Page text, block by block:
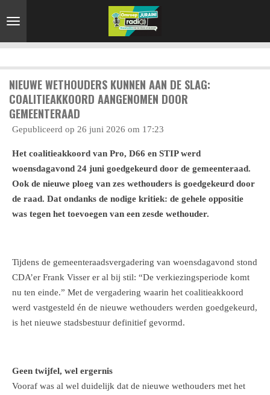
direct
naar
NIEUWE WETHOUDERS KUNNEN AAN DE SLAG:
COALITIEAKKOORD AANGENOMEN DOOR
GEMEENTERAAD
Gepubliceerd op 26 juni 2026 om 17:23
Het coalitieakkoord van Pro, D66 en STIP werd
woensdagavond 24 juni goedgekeurd door de gemeenteraad.
Ook de nieuwe ploeg van zes wethouders is goedgekeurd door
de raad. Dat ondanks de nodige kritiek: de gehele oppositie
was tegen het toevoegen van een zesde wethouder.
Tijdens de gemeenteraadsvergadering van woensdagavond stond
CDA’er Frank Visser er al bij stil: “De verkiezingsperiode komt
nu ten einde.” Met de vergadering waarin het coalitieakkoord
werd vastgesteld én de nieuwe wethouders werden goedgekeurd,
is het nieuwe stadsbestuur definitief gevormd.
Geen twijfel, wel ergernis
Vooraf was al wel duidelijk dat de nieuwe wethouders met het